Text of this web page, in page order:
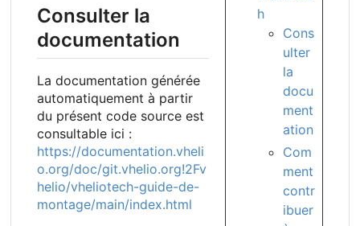
h
Cons
ulter
la
docu
ment
ation
Com
ment
contr
ibuer
Consulter la
documentation
La documentation générée
automatiquement à partir
du présent code source est
consultable ici :
https://documentation.vheli
o.org/doc/git.vhelio.org!2Fv
helio/vheliotech-guide-de-
montage/main/index.html